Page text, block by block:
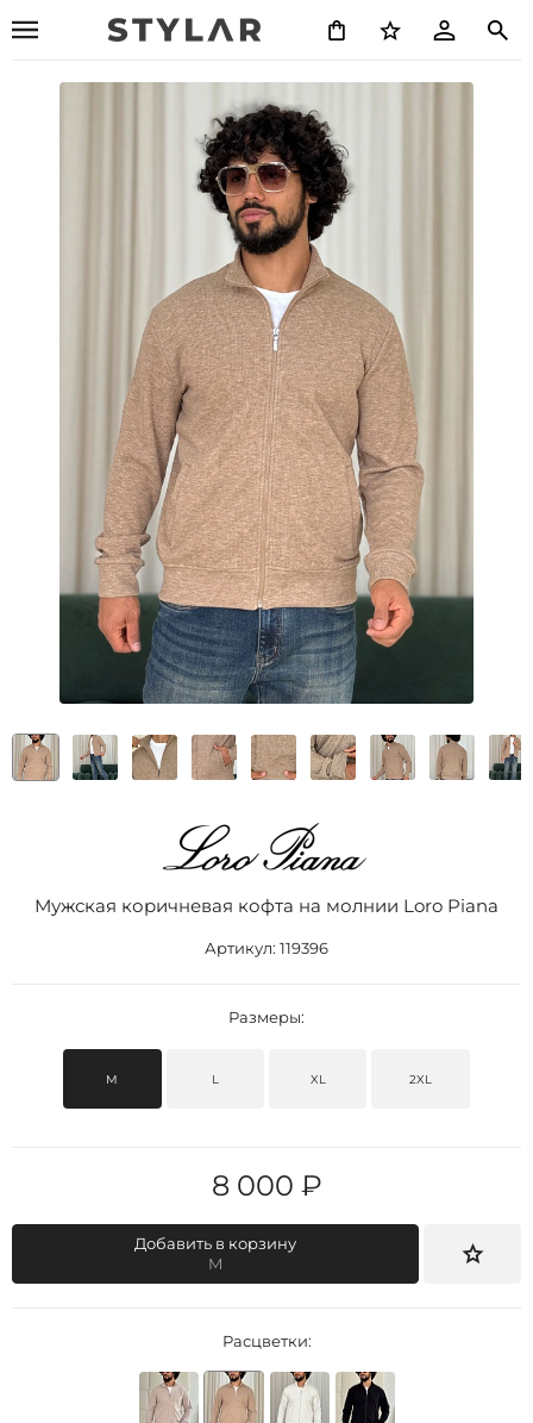
Мужская коричневая кофта на молнии Loro Piana
Артикул: 119396
Размеры:
M L XL 2XL
8 000 ₽
Добавить в корзину
M
Расцветки: